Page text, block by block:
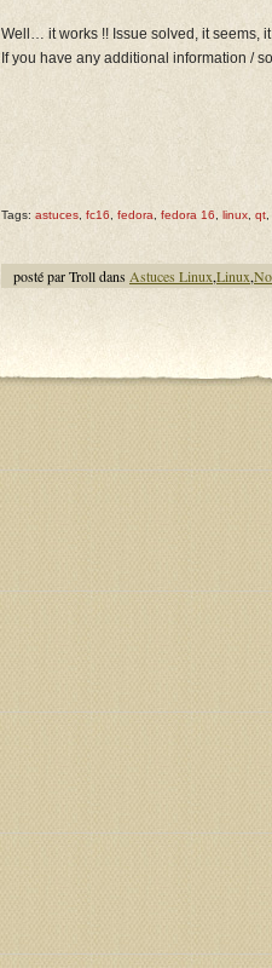
Well… it works !! Issue solved, it seems,
If you have any additional information /
Tags: astuces fc16 fedora fedora 16 linux qt
posté par Troll dans Astuces Linux,Linux,